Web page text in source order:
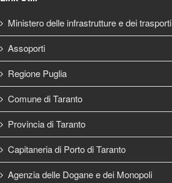
Ministero delle infrastrutture e dei trasporti
Assoporti
Regione Puglia
Comune di Taranto
Provincia di Taranto
Capitaneria di Porto di Taranto
Agenzia delle Dogane e dei Monopoli